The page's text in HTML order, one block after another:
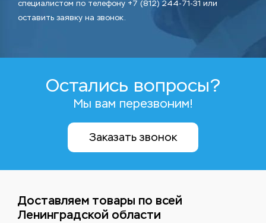
специалистом по телефону +7 (812) 244-71-31 или
оставить заявку на звонок.
Остались вопросы?
Мы вам перезвоним!
Заказать звонок
Доставляем товары по всей
Ленинградской области